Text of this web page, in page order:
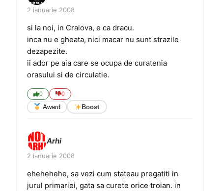
2 ianuarie 2008
si la noi, in Craiova, e ca dracu.
inca nu e gheata, nici macar nu sunt strazile
dezapezite.
ii ador pe aia care se ocupa de curatenia
orasului si de circulatie.
0 0
Award Boost
Arhi
2 ianuarie 2008
ehehehehe, sa vezi cum stateau pregatiti in
jurul primariei, gata sa curete orice troian. in